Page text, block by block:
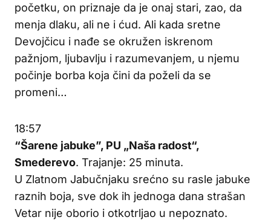
početku, on priznaje da je onaj stari, zao, da
menja dlaku, ali ne i ćud. Ali kada sretne
Devojčicu i nađe se okružen iskrenom
pažnjom, ljubavlju i razumevanjem, u njemu
počinje borba koja čini da poželi da se
promeni…
18:57
“Šarene jabuke”, PU „Naša radost“,
Smederevo. Trajanje: 25 minuta.
U Zlatnom Jabučnjaku srećno su rasle jabuke
raznih boja, sve dok ih jednoga dana strašan
Vetar nije oborio i otkotrljao u nepoznato.